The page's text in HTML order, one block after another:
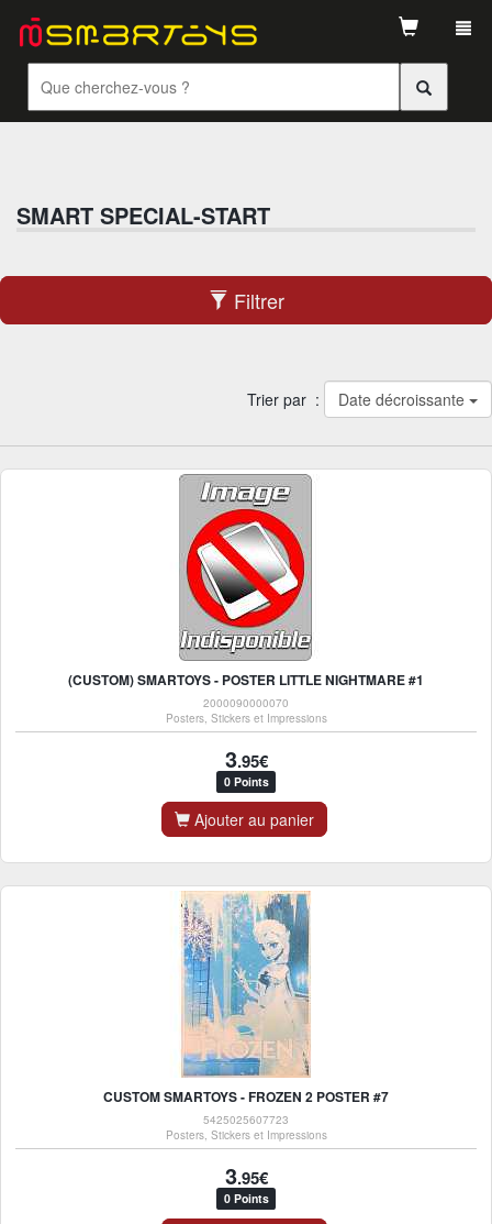
SMART SPECIAL-START
Filtrer
Trier par : Date décroissante
(CUSTOM) SMARTOYS - POSTER LITTLE NIGHTMARE #1
2000090000070
Posters, Stickers et Impressions
3.95€
0 Points
Ajouter au panier
CUSTOM SMARTOYS - FROZEN 2 POSTER #7
5425025607723
Posters, Stickers et Impressions
3.95€
0 Points